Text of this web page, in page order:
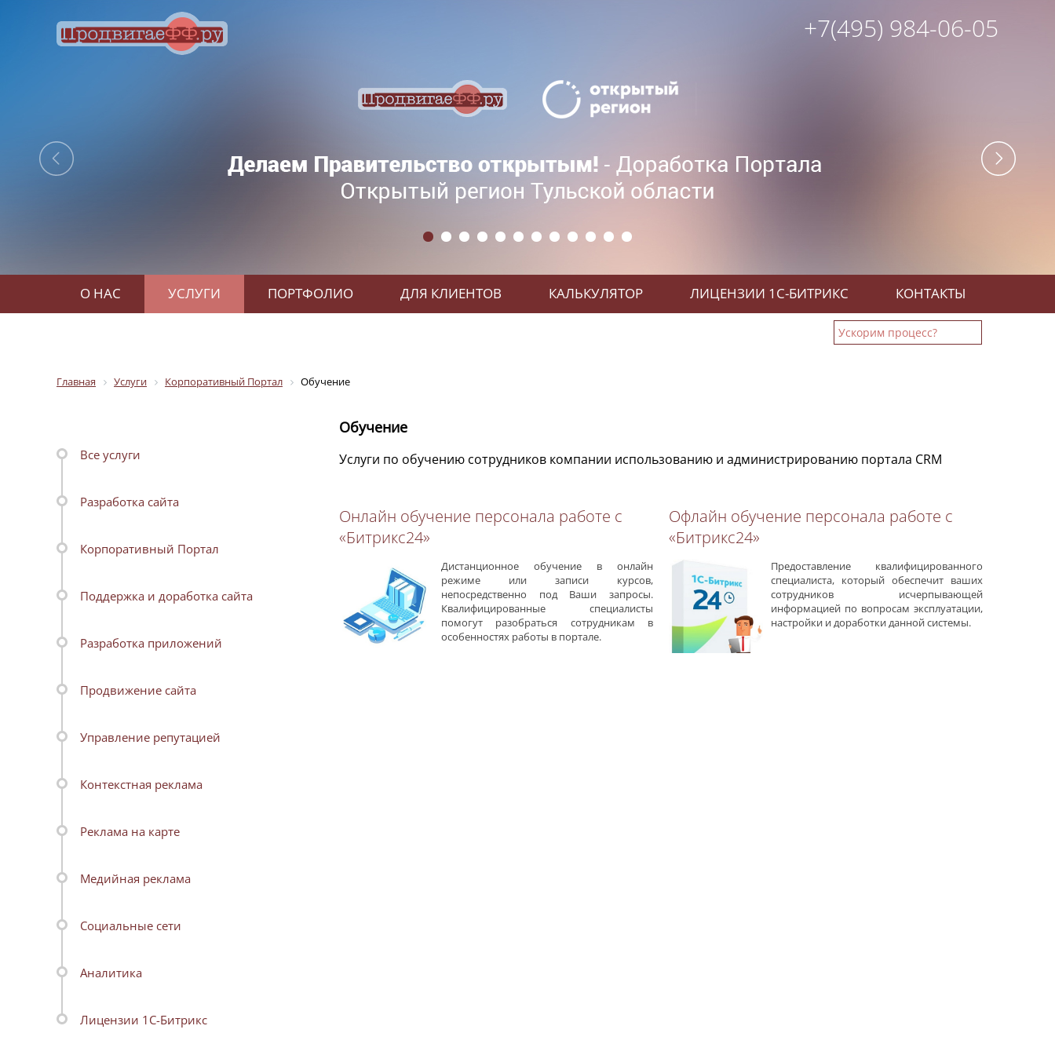
+7(495) 984-06-05
О НАС УСЛУГИ ПОРТФОЛИО ДЛЯ КЛИЕНТОВ КАЛЬКУЛЯТОР ЛИЦЕНЗИИ 1С-БИТРИКС КОНТАКТЫ
Главная Услуги Корпоративный Портал Обучение
Все услуги
Разработка сайта
Корпоративный Портал
Поддержка и доработка сайта
Разработка приложений
Продвижение сайта
Управление репутацией
Контекстная реклама
Реклама на карте
Медийная реклама
Социальные сети
Аналитика
Лицензии 1С-Битрикс
Обучение
Услуги по обучению сотрудников компании использованию и администрированию портала CRM
Онлайн обучение персонала работе с
«Битрикс24»
Дистанционное обучение в онлайн
режиме или записи курсов,
непосредственно под Ваши запросы.
Квалифицированные специалисты
помогут разобраться сотрудникам в
особенностях работы в портале.
Офлайн обучение персонала работе с
«Битрикс24»
Предоставление квалифицированного
специалиста, который обеспечит ваших
сотрудников исчерпывающей
информацией по вопросам эксплуатации,
настройки и доработки данной системы.